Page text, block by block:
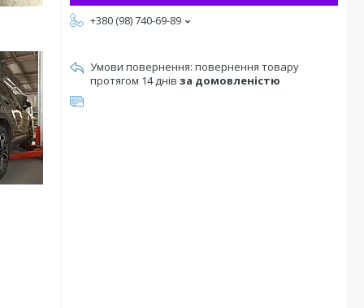
+380 (98) 740-69-89
повернення товару
протягом 14 днів за домовленістю